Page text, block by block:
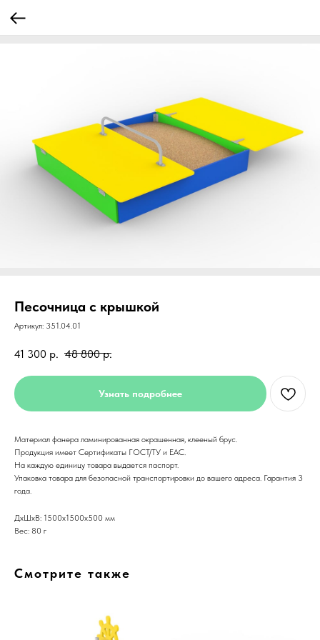
Песочница с крышкой
Артикул: 351.04.01
41 300 р. 48 800 р.
Узнать подробнее
Материал фанера ламинированная окрашенная, клееный брус.
Продукция имеет Сертификаты ГОСТ/ТУ и ЕАС.
На каждую единицу товара выдается паспорт.
Упаковка товара для безопасной транспортировки до вашего адреса. Гарантия 3
года.
ДxШxВ: 1500x1500x500 мм
Вес: 80 г
Смотрите также